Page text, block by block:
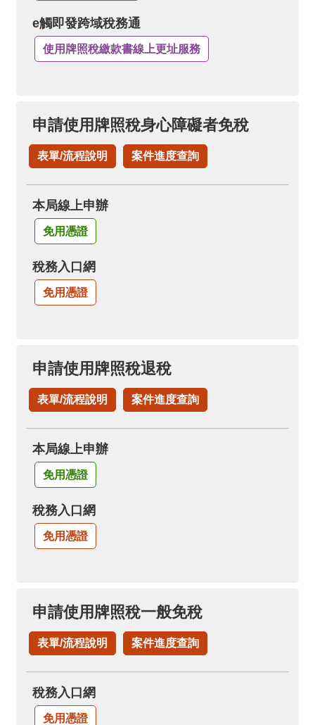
e觸即發跨域稅務通
使用牌照稅繳款書線上更址服務
申請使用牌照稅身心障礙者免稅
表單/流程說明 案件進度查詢
本局線上申辦
免用憑證
稅務入口網
免用憑證
申請使用牌照稅退稅
表單/流程說明 案件進度查詢
本局線上申辦
免用憑證
稅務入口網
免用憑證
申請使用牌照稅一般免稅
表單/流程說明 案件進度查詢
稅務入口網
免用憑證